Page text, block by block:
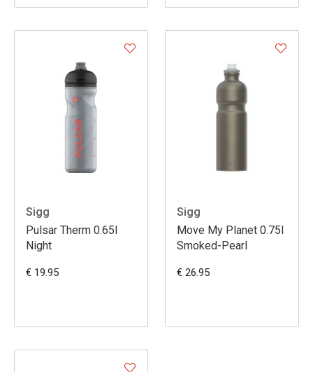
Sigg
Pulsar Therm 0.65l
Night
€ 19.95
Sigg
Move My Planet 0.75l
Smoked-Pearl
€ 26.95